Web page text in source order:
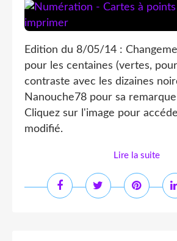
Edition du 8/05/14 :
pour les centaines (vertes,
contraste avec les dizaines
Nanouche78 pour sa
Cliquez sur l'image pour
modifié.
Lire la suite